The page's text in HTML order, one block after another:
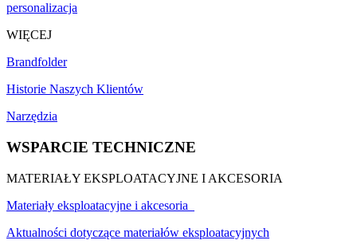
personalizacja
WIĘCEJ
Brandfolder
Historie Naszych Klientów
Narzędzia
WSPARCIE TECHNICZNE
MATERIAŁY EKSPLOATACYJNE I AKCESORIA
Materiały eksploatacyjne i akcesoria
Aktualności dotyczące materiałów eksploatacyjnych